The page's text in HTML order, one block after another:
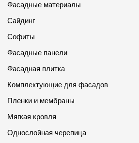
Фасадные материалы
Сайдинг
Софиты
Фасадные панели
Фасадная плитка
Комплектующие для фасадов
Пленки и мембраны
Мягкая кровля
Однослойная черепица